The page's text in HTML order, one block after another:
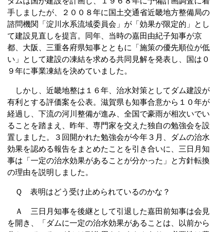
手しましたが、２００８年に国土交通省近畿地方整備局の
諮問機関「淀川水系流域委員会」が「効果が限定的」とし
て建設見直しを提言。同年、当時の嘉田由紀子知事が京
都、大阪、三重各府県知事とともに「施策の優先順位が低
い」として建設の凍結を求める共同見解を発表し、国は０
９年に事業凍結を決めていました。
しかし、近畿地整は１６年、治水対策としてダム建設が
有利とする評価案を公表。滋賀県も知事合意から１０年が
経過し、下流の河川整備が進み、全国で豪雨が相次いでい
ることを踏まえ、昨年、専門家を交えた独自の勉強会を設
置しました。３回開かれた勉強会が今年３月、ダムの治水
効果を認める報告をまとめたことを引き合いに、三日月知
事は「一定の治水効果があることが分かった」と方針転換
の理由を説明しました。
Ｑ 表明はどう受け止められているのかな？
Ａ 三日月知事を後継として引退した嘉田前知事は会見
を開き、「ダムに一定の治水効果があることは、以前から